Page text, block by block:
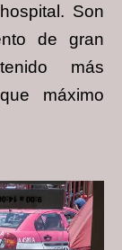
Son
de gran
más
máximo